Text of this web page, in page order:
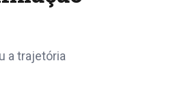
a trajetória